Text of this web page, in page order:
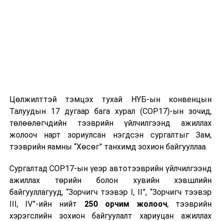
Цөлжилттэй тэмцэх тухай НҮБ-ын конвенцын
Талуудын 17 дугаар бага хурал (COP17)-ын зочид,
төлөөлөгчдийн тээврийн үйлчилгээнд ажиллах
жолооч нарт зориулсан нэгдсэн сургалтыг Зам,
тээврийн яамны “Хөсөг” танхимд зохион байгууллаа.
Сургалтад COP17-ын үеэр автотээврийн үйлчилгээнд
ажиллах төрийн болон хувийн хэвшлийн
байгууллагууд, “Зорчигч тээвэр I, II”, “Зорчигч тээвэр
III, IV”-ийн нийт 250 орчим жолооч, тээврийн
хэрэгслийн зохион байгуулалт хариуцан ажиллах